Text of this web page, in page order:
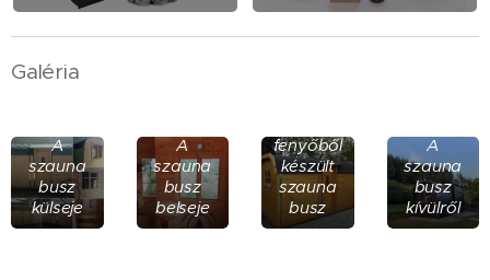
Galéria
A
szauna
busz
külseje
A
szauna
busz
belseje
fenyőből
készült
szauna
busz
A
szauna
busz
kívülről